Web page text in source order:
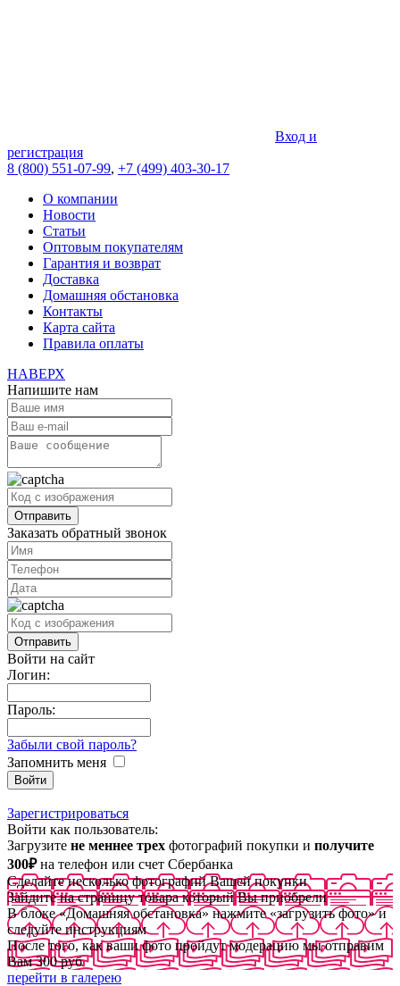
Вход и
регистрация
8 (800) 551-07-99, +7 (499) 403-30-17
О компании
Новости
Статьи
Оптовым покупателям
Гарантия и возврат
Доставка
Домашняя обстановка
Контакты
Карта сайта
Правила оплаты
НАВЕРХ
Напишите нам
Заказать обратный звонок
Войти на сайт
Логин:
Пароль:
Забыли свой пароль?
Запомнить меня
Зарегистрироваться
Войти как пользователь:
Загрузите не меннее трех фотографий покупки и получите
300₽на телефон или счет Сбербанка
Сделайте несколько фотографий Вашей покупки
Зайдите на страницу товара который Вы приобрели
В блоке «Домашняя обстановка» нажмите «загрузить фото» и
следуйте инструкциям
После того, как ваши фото пройдут модерацию мы отправим
Вам 300 руб
перейти в галерею